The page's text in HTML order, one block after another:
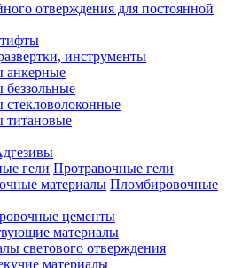
отверждения для постоянной
инструменты
Протравочные гели
Пломбировочные
цементы
материалы
светового отверждения
материалы